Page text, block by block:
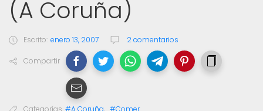
(A Coruña)
Escrito: enero 13, 2007 2 comentarios
Compartir
Categorías #A Coruña, #Comer